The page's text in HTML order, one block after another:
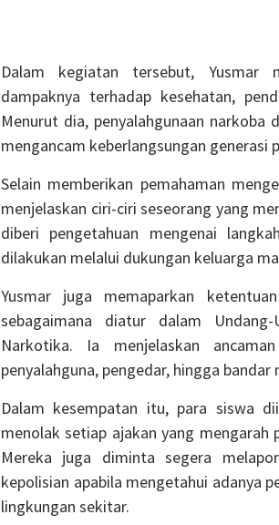
Dalam kegiatan tersebut, Yusmar
dampaknya terhadap kesehatan,
Menurut dia, penyalahgunaan
mengancam keberlangsungan generasi
Selain memberikan pemahaman
menjelaskan ciri-ciri seseorang yang
diberi pengetahuan mengenai
dilakukan melalui dukungan keluarga
Yusmar juga memaparkan
sebagaimana diatur dalam
Narkotika. Ia menjelaskan
penyalahguna, pengedar, hingga bandar
Dalam kesempatan itu, para siswa
menolak setiap ajakan yang
Mereka juga diminta segera
kepolisian apabila mengetahui adanya
lingkungan sekitar.